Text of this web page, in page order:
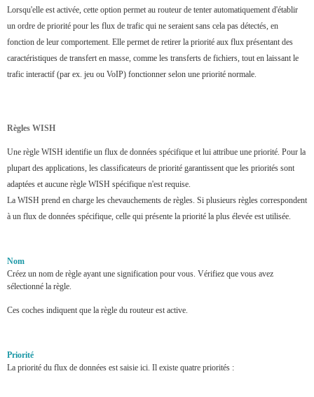
Lorsqu'elle est activée, cette option permet au routeur de tenter automatiquement d'établir
un ordre de priorité pour les flux de trafic qui ne seraient sans cela pas détectés, en
fonction de leur comportement. Elle permet de retirer la priorité aux flux présentant des
caractéristiques de transfert en masse, comme les transferts de fichiers, tout en laissant le
trafic interactif (par ex. jeu ou VoIP) fonctionner selon une priorité normale.
Règles WISH
Une règle WISH identifie un flux de données spécifique et lui attribue une priorité. Pour la
plupart des applications, les classificateurs de priorité garantissent que les priorités sont
adaptées et aucune règle WISH spécifique n'est requise.
La WISH prend en charge les chevauchements de règles. Si plusieurs règles correspondent
à un flux de données spécifique, celle qui présente la priorité la plus élevée est utilisée.
Nom
Créez un nom de règle ayant une signification pour vous. Vérifiez que vous avez
sélectionné la règle.
Ces coches indiquent que la règle du routeur est active.
Priorité
La priorité du flux de données est saisie ici. Il existe quatre priorités :